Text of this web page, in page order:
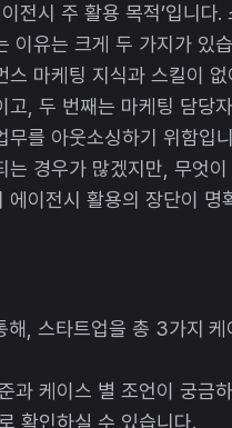
전시 주 활용 목적’입니다.
이유는 크게 두 가지가 있
스 마케팅 지식과 스킬이 없
고, 두 번째는 마케팅 담당
무를 아웃소싱하기 위함입
는 경우가 많겠지만, 무엇
에이전시 활용의 장단이 명
해, 스타트업을 총 3가지 케
과 케이스 별 조언이 궁금
확인하실 수 있습니다.